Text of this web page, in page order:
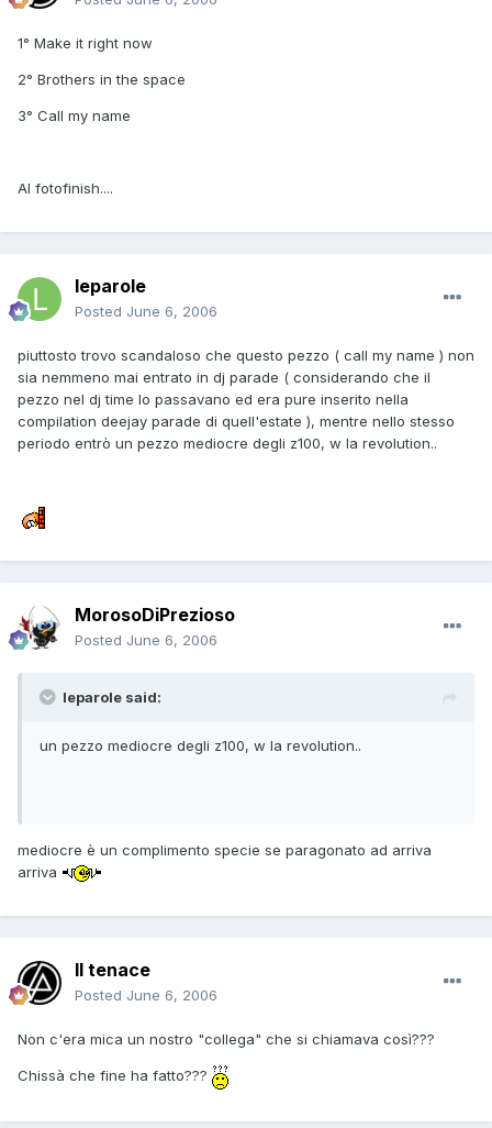
1° Make it right now
2° Brothers in the space
3° Call my name
Al fotofinish....
leparole
Posted June 6, 2006
piuttosto trovo scandaloso che questo pezzo ( call my name ) non
sia nemmeno mai entrato in dj parade ( considerando che il
pezzo nel dj time lo passavano ed era pure inserito nella
compilation deejay parade di quell'estate ), mentre nello stesso
periodo entrò un pezzo mediocre degli z100, w la revolution..
MorosoDiPrezioso
Posted June 6, 2006
leparole said:
un pezzo mediocre degli z100, w la revolution..
mediocre è un complimento specie se paragonato ad arriva
arriva
Il tenace
Posted June 6, 2006
Non c'era mica un nostro "collega" che si chiamava così???
Chissà che fine ha fatto???